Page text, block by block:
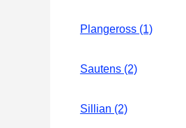
Plangeross (1)
Sautens (2)
Sillian (2)